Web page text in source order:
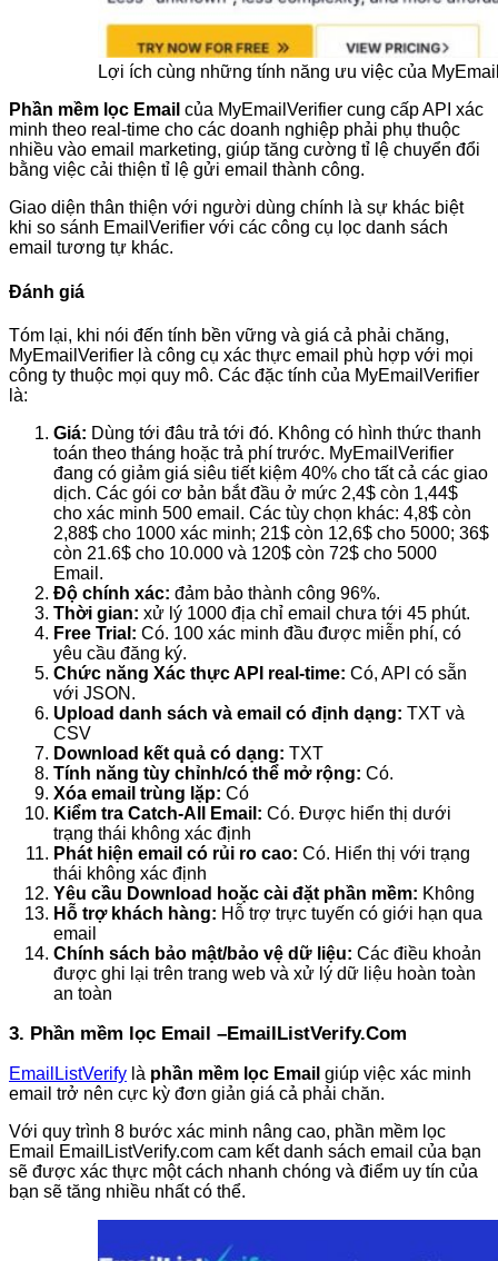
Lợi ích cùng những tính năng ưu việc của
Phần mềm lọc Email của MyEmailVerifier cung cấp API xác
minh theo real-time cho các doanh nghiệp phải phụ thuộc
nhiều vào email marketing, giúp tăng cường tỉ lệ chuyển đổi
bằng việc cải thiện tỉ lệ gửi email thành công.
Giao diện thân thiện với người dùng chính là sự khác biệt
khi so sánh EmailVerifier với các công cụ lọc danh sách
email tương tự khác.
Đánh giá
Tóm lại, khi nói đến tính bền vững và giá cả phải chăng,
MyEmailVerifier là công cụ xác thực email phù hợp với mọi
công ty thuộc mọi quy mô. Các đặc tính của MyEmailVerifier
là:
Giá: Dùng tới đâu trả tới đó. Không có hình thức thanh
toán theo tháng hoặc trả phí trước. MyEmailVerifier
đang có giảm giá siêu tiết kiệm 40% cho tất cả các giao
dịch. Các gói cơ bản bắt đầu ở mức 2,4$ còn 1,44$
cho xác minh 500 email. Các tùy chọn khác: 4,8$ còn
2,88$ cho 1000 xác minh; 21$ còn 12,6$ cho 5000; 36$
còn 21.6$ cho 10.000 và 120$ còn 72$ cho 5000
Email.
Độ chính xác: đảm bảo thành công 96%.
Thời gian: xử lý 1000 địa chỉ email chưa tới 45 phút.
Free Trial: Có. 100 xác minh đầu được miễn phí, có
yêu cầu đăng ký.
Chức năng Xác thực API real-time: Có, API có sẵn
với JSON.
Upload danh sách và email có định dạng: TXT và
CSV
Download kết quả có dạng: TXT
Tính năng tùy chỉnh/có thể mở rộng: Có.
Xóa email trùng lặp: Có
Kiểm tra Catch-All Email: Có. Được hiển thị dưới
trạng thái không xác định
Phát hiện email có rủi ro cao: Có. Hiển thị với trạng
thái không xác định
Yêu cầu Download hoặc cài đặt phần mềm: Không
Hỗ trợ khách hàng: Hỗ trợ trực tuyến có giới hạn qua
email
Chính sách bảo mật/bảo vệ dữ liệu: Các điều khoản
được ghi lại trên trang web và xử lý dữ liệu hoàn toàn
an toàn
3. Phần mềm lọc Email –EmailListVerify.Com
EmailListVerify là phần mềm lọc Email giúp việc xác minh
email trở nên cực kỳ đơn giản giá cả phải chăn.
Với quy trình 8 bước xác minh nâng cao, phần mềm lọc
Email EmailListVerify.com cam kết danh sách email của bạn
sẽ được xác thực một cách nhanh chóng và điểm uy tín của
bạn sẽ tăng nhiều nhất có thể.